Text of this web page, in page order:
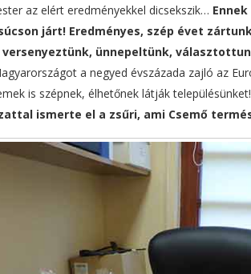
az elért eredményekkel dicsekszik…
járt! Eredményes, szép évet
ünnepeltünk,
a negyed évszázada zajló az
is szépnek, élhetőnek látják településünket!
ismerte el a zsűri, ami Csemő